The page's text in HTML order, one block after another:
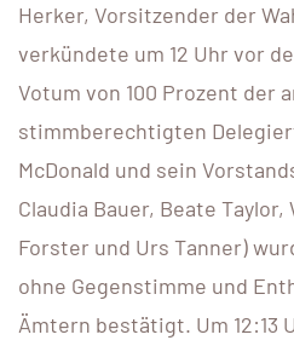
Herker, Vorsitzender der
verkündete um 12 Uhr vor
Votum von 100 Prozent der
stimmberechtigten
McDonald und sein
Claudia Bauer, Beate
Forster und Urs Tanner)
ohne Gegenstimme und
Ämtern bestätigt. Um 12:13